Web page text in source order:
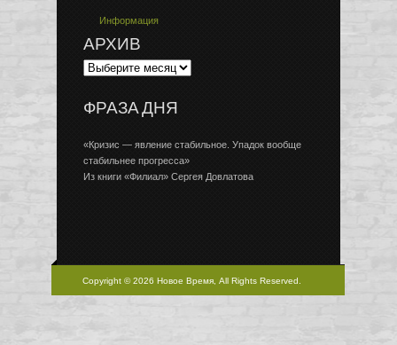
Информация
АРХИВ
ФРАЗА ДНЯ
«Кризис — явление стабильное. Упадок вообще
стабильнее прогресса»
Из книги «Филиал» Сергея Довлатова
Copyright © 2026 Новое Время, All Rights Reserved.